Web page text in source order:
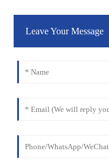
Leave Your Message